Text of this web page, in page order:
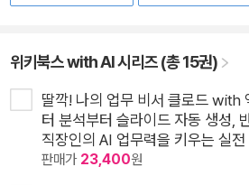
위키북스 with AI 시리즈 (총 15권)
딸깍! 나의 업무 비서 클로드 with
터 분석부터 슬라이드 자동 생성,
직장인의 AI 업무력을 키우는 실
판매가 23,400원